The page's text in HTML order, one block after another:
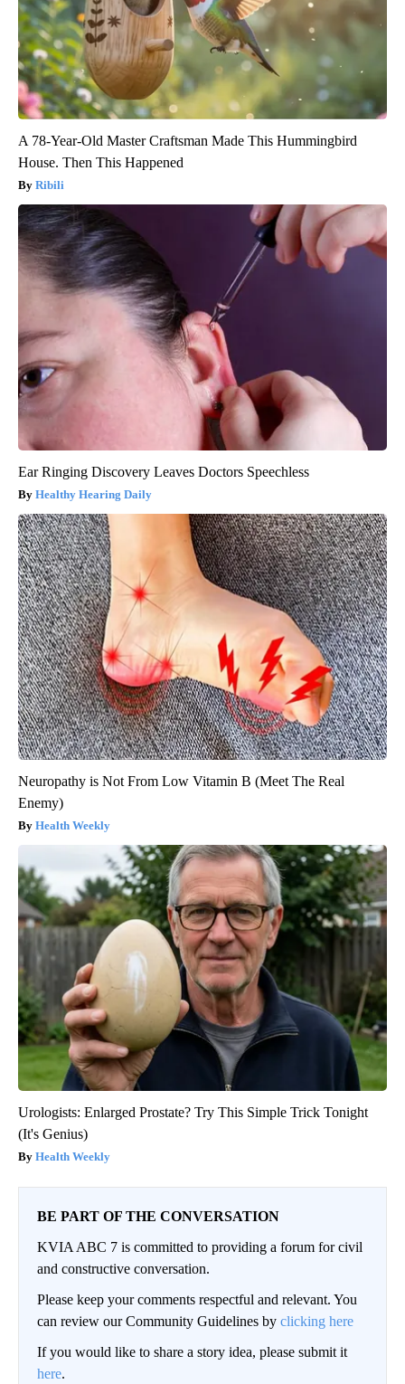
A 78-Year-Old Master Craftsman Made This Hummingbird
House. Then This Happened
Ribili
Ear Ringing Discovery Leaves Doctors Speechless
Healthy Hearing Daily
Neuropathy is Not From Low Vitamin B (Meet The Real
Enemy)
Health Weekly
Urologists: Enlarged Prostate? Try This Simple Trick Tonight
(It's Genius)
Health Weekly
BE PART OF THE CONVERSATION
KVIA ABC 7 is committed to providing a forum for civil
and constructive conversation.
Please keep your comments respectful and relevant. You
can review our Community Guidelines by clicking here
If you would like to share a story idea, please submit it
here.